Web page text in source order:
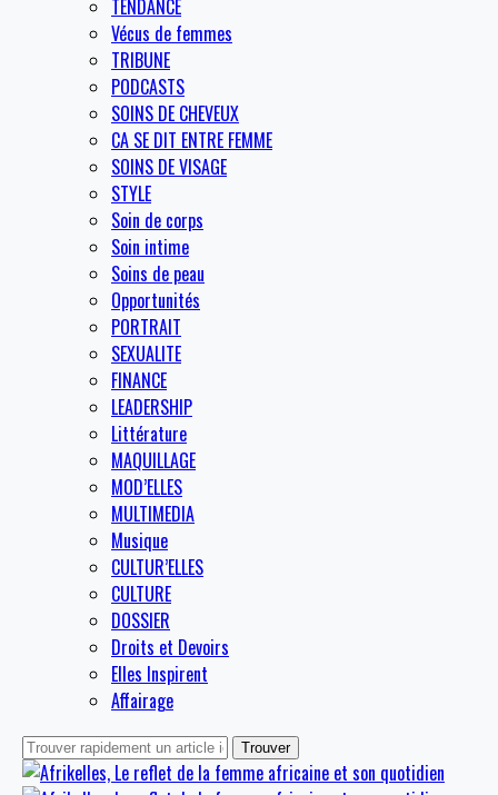
TENDANCE
Vécus de femmes
TRIBUNE
PODCASTS
SOINS DE CHEVEUX
CA SE DIT ENTRE FEMME
SOINS DE VISAGE
STYLE
Soin de corps
Soin intime
Soins de peau
Opportunités
PORTRAIT
SEXUALITE
FINANCE
LEADERSHIP
Littérature
MAQUILLAGE
MOD’ELLES
MULTIMEDIA
Musique
CULTUR’ELLES
CULTURE
DOSSIER
Droits et Devoirs
Elles Inspirent
Affairage